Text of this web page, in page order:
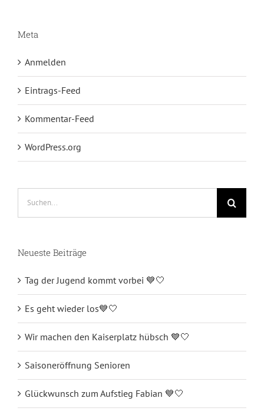
Meta
Anmelden
Eintrags-Feed
Kommentar-Feed
WordPress.org
Neueste Beiträge
Tag der Jugend kommt vorbei 💙🤍
Es geht wieder los💙🤍
Wir machen den Kaiserplatz hübsch 💙🤍
Saisoneröffnung Senioren
Glückwunsch zum Aufstieg Fabian 💙🤍